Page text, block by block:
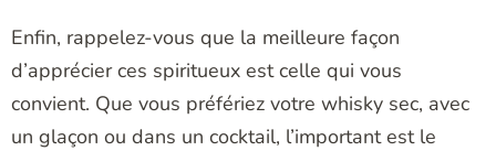
Enfin, rappelez-vous que la meilleure façon
d’apprécier ces spiritueux est celle qui vous
convient. Que vous préfériez votre whisky sec, avec
un glaçon ou dans un cocktail, l’important est le